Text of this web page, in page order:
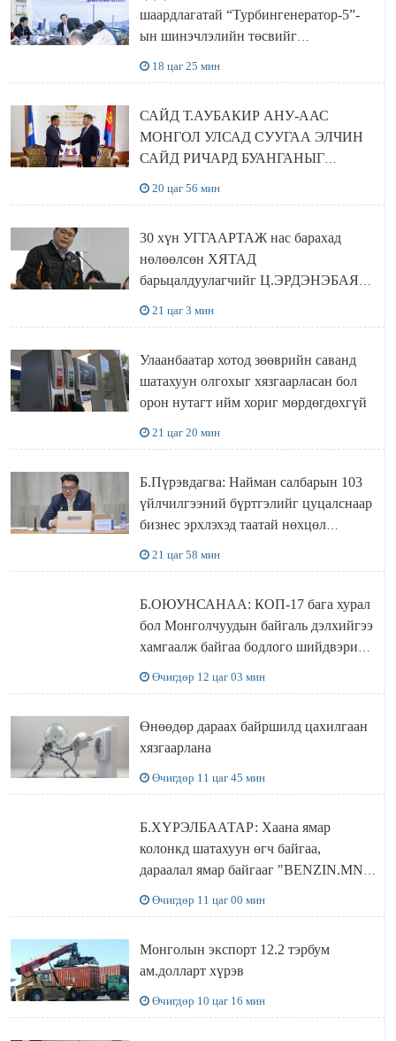
шаардлагатай “Турбингенератор-5”-
ын шинэчлэлийн төсвийг
18 цаг 25 мин
САЙД Т.АУБАКИР АНУ-ААС
МОНГОЛ УЛСАД СУУГАА ЭЛЧИН
САЙД РИЧАРД БУАНГАНЫГ
20 цаг 56 мин
30 хүн УГГААРТАЖ нас барахад
нөлөөлсөн ХЯТАД
барьцалдуулагчийг Ц.ЭРДЭНЭБАЯР
21 цаг 3 мин
Улаанбаатар хотод зөөврийн саванд
шатахуун олгохыг хязгаарласан бол
орон нутагт ийм хориг мөрдөгдөхгүй
21 цаг 20 мин
Б.Пүрэвдагва: Найман салбарын 103
үйлчилгээний бүртгэлийг цуцалснаар
бизнес эрхлэхэд таатай нөхцөл
21 цаг 58 мин
Б.ОЮУНСАНАА: КОП-17 бага хурал
бол Монголчуудын байгаль дэлхийгээ
хамгаалж байгаа бодлого шийдвэрийг
Өчигдөр 12 цаг 03 мин
Өнөөдөр дараах байршилд цахилгаан
хязгаарлана
Өчигдөр 11 цаг 45 мин
Б.ХҮРЭЛБААТАР: Хаана ямар
колонкд шатахуун өгч байгаа,
дараалал ямар байгааг "BENZIN.MN”
Өчигдөр 11 цаг 00 мин
Монголын экспорт 12.2 тэрбум
ам.долларт хүрэв
Өчигдөр 10 цаг 16 мин